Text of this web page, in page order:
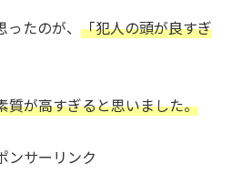
たのが、 「犯人の頭が良すぎ
質が高すぎると思いました。
ンサーリンク